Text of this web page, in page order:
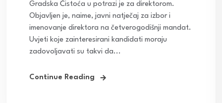
Gradska Čistoća u potrazi je za direktorom.
Objavljen je, naime, javni natječaj za izbor i
imenovanje direktora na četverogodišnji mandat.
Uvjeti koje zainteresirani kandidati moraju
zadovoljavati su takvi da...
Continue Reading